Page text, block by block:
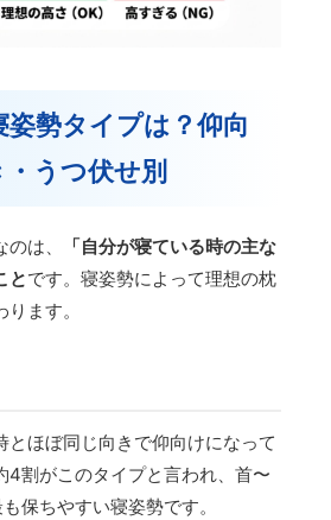
勢タイプは？仰向
うつ伏せ別
は、
「自分が寝ている時の主な
とです。寝姿勢によって理想の枕
ます。
とほぼ同じ向きで仰向けになって
4割がこのタイプと言われ、首〜
保ちやすい寝姿勢です。